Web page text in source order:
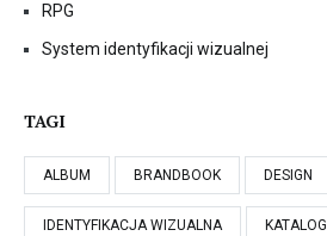
RPG
System identyfikacji wizualnej
TAGI
ALBUM BRANDBOOK DESIGN
IDENTYFIKACJA WIZUALNA KATALOG